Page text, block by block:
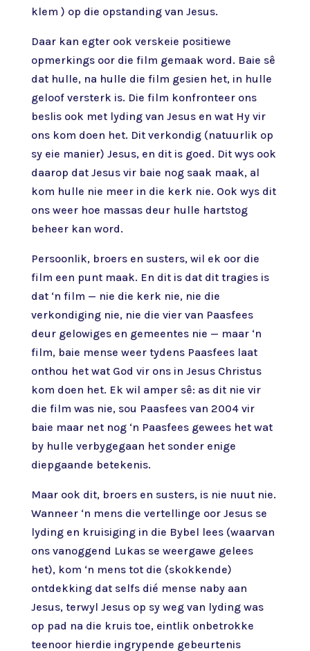
klem ) op die opstanding van Jesus.
Daar kan egter ook verskeie positiewe
opmerkings oor die film gemaak word. Baie sê
dat hulle, na hulle die film gesien het, in hulle
geloof versterk is. Die film konfronteer ons
beslis ook met lyding van Jesus en wat Hy vir
ons kom doen het. Dit verkondig (natuurlik op
sy eie manier) Jesus, en dit is goed. Dit wys ook
daarop dat Jesus vir baie nog saak maak, al
kom hulle nie meer in die kerk nie. Ook wys dit
ons weer hoe massas deur hulle hartstog
beheer kan word.
Persoonlik, broers en susters, wil ek oor die
film een punt maak. En dit is dat dit tragies is
dat ‘n film — nie die kerk nie, nie die
verkondiging nie, nie die vier van Paasfees
deur gelowiges en gemeentes nie — maar ‘n
film, baie mense weer tydens Paasfees laat
onthou het wat God vir ons in Jesus Christus
kom doen het. Ek wil amper sê: as dit nie vir
die film was nie, sou Paasfees van 2004 vir
baie maar net nog ‘n Paasfees gewees het wat
by hulle verbygegaan het sonder enige
diepgaande betekenis.
Maar ook dit, broers en susters, is nie nuut nie.
Wanneer ‘n mens die vertellinge oor Jesus se
lyding en kruisiging in die Bybel lees (waarvan
ons vanoggend Lukas se weergawe gelees
het), kom ‘n mens tot die (skokkende)
ontdekking dat selfs dié mense naby aan
Jesus, terwyl Jesus op sy weg van lyding was
op pad na die kruis toe, eintlik onbetrokke
teenoor hierdie ingrypende gebeurtenis